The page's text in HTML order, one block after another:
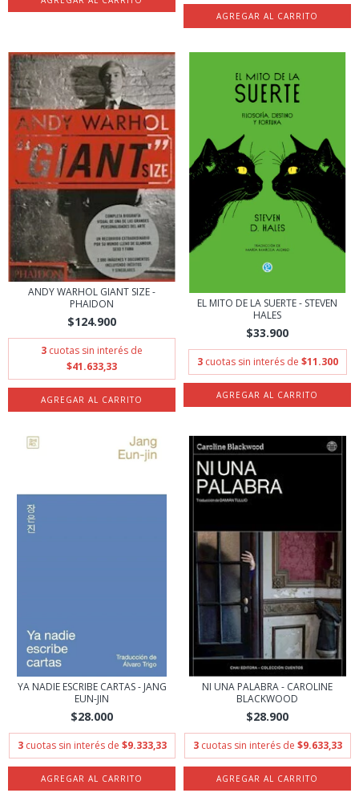
ANDY WARHOL GIANT SIZE -
PHAIDON
$124.900
3 cuotas sin interés de
$41.633,33
EL MITO DE LA SUERTE - STEVEN
HALES
$33.900
3 cuotas sin interés de $11.300
YA NADIE ESCRIBE CARTAS - JANG
EUN-JIN
$28.000
3 cuotas sin interés de $9.333,33
NI UNA PALABRA - CAROLINE
BLACKWOOD
$28.900
3 cuotas sin interés de $9.633,33